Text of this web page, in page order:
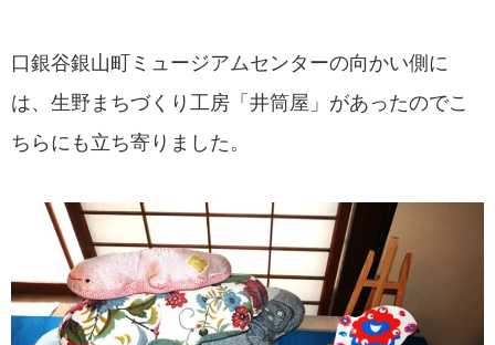
口銀谷銀山町ミュージアムセンターの向かい側に
は、生野まちづくり工房「井筒屋」があったのでこ
ちらにも立ち寄りました。